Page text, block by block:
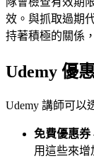
效。與抓取過期
持著積極的關係
Udemy 優
Udemy 講師可以
免費優惠券
用這些來增